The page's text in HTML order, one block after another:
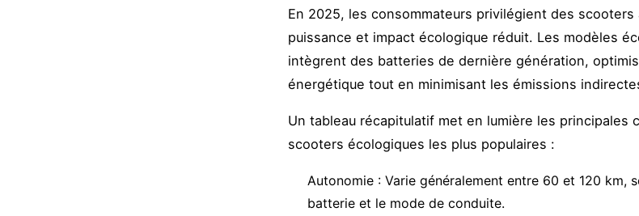
En 2025, les consommateurs privilégient des scooters
puissance et impact écologique réduit. Les modèles
intègrent des batteries de dernière génération,
énergétique tout en minimisant les émissions
Un tableau récapitulatif met en lumière les principales
scooters écologiques les plus populaires :
Autonomie : Varie généralement entre 60 et 120 km,
batterie et le mode de conduite.